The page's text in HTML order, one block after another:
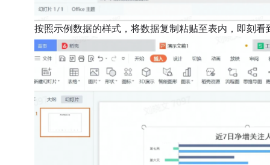
按照示例数据的样式，将数据复制粘贴至表内，即刻看